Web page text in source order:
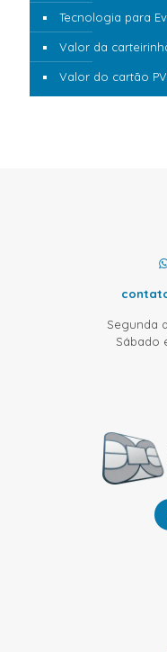
Tecnologia para
Valor da
Valor do cartão
Segunda
Sábado